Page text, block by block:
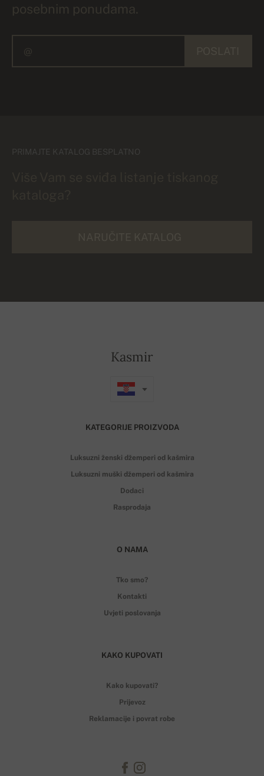
posebnim ponudama.
PRIMAJTE KATALOG BESPLATNO
Kasmir
KATEGORIJE PROIZVODA
Luksuzni ženski džemperi od kašmira
Luksuzni muški džemperi od kašmira
Dodaci
Rasprodaja
O NAMA
Tko smo?
Kontakti
Uvjeti poslovanja
KAKO KUPOVATI
Kako kupovati?
Prijevoz
Reklamacije i povrat robe